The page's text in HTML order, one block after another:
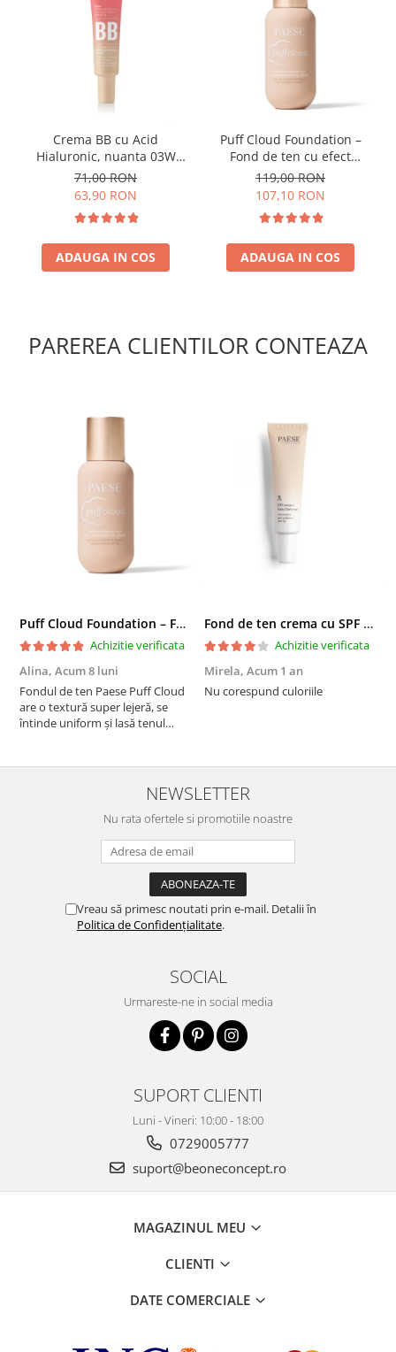
Crema BB cu Acid
Hialuronic, nuanta 03W
NATURAL 30ml
71,00 RON
63,90 RON
ADAUGA IN COS
Puff Cloud Foundation –
Fond de ten cu efect
natural
119,00 RON
107,10 RON
ADAUGA IN COS
PAREREA CLIENTILOR CONTEAZA
Puff Cloud Foundation – Fond de ten cu efect natural
Achizitie verificata
Alina, Acum 8 luni
Fondul de ten Paese Puff Cloud
are o textură super lejeră, se
întinde uniform și lasă tenul
rezistă bine toată ziua și nu
oxidează. Se simte ca o cremă
hidratantă pe piele. Un f...
Fond de ten crema cu SPF 30, DD Cream, 6W Golden Tan - 30 ml
Achizitie verificata
Mirela, Acum 1 an
Nu corespund culoriile
NEWSLETTER
Nu rata ofertele si promotiile noastre
Vreau să primesc noutati prin e-mail. Detalii în
Politica de Confidențialitate.
SOCIAL
Urmareste-ne in social media
SUPORT CLIENTI
Luni - Vineri: 10:00 - 18:00
0729005777
suport@beoneconcept.ro
MAGAZINUL MEU
CLIENTI
DATE COMERCIALE